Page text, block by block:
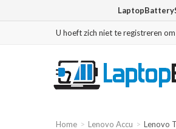
U hoeft zich niet te registreren
Home Lenovo Accu Lenovo